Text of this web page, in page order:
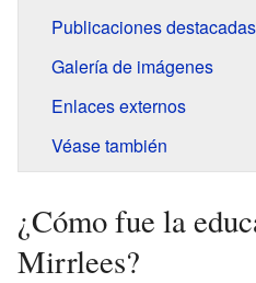
Publicaciones
Galería de imágenes
Enlaces externos
Véase también
¿Cómo fue la
Mirrlees?